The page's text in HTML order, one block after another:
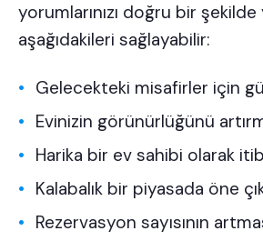
yorumlarınızı doğru bir şekilde
aşağıdakileri sağlayabilir:
Gelecekteki misafirler için
Evinizin görünürlüğünü
Harika bir ev sahibi olarak
Kalabalık bir piyasada öne
Rezervasyon sayısının